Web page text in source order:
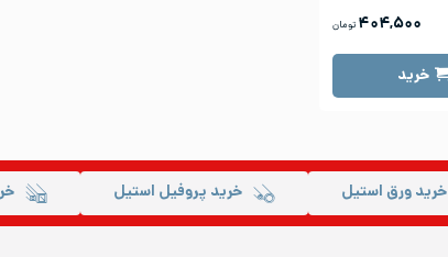
۴۰۴,۵۰۰ تومان
خرید
خرید ورق استیل خرید پروفیل استیل